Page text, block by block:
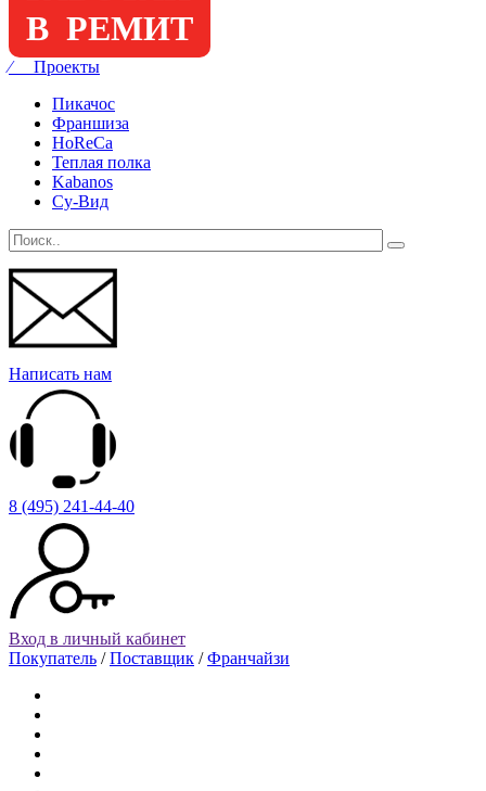
В РЕМИТ
⁄ Проекты
Пикачос
Франшиза
HoReCa
Теплая полка
Kabanos
Су-Вид
Написать нам
8 (495) 241-44-40
Вход в личный кабинет
Покупатель /Поставщик /Франчайзи